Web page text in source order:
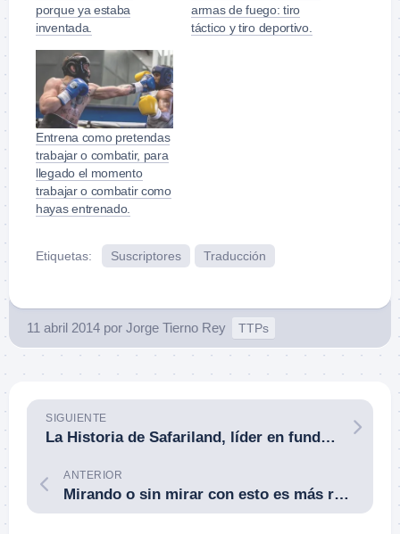
porque ya estaba
inventada.
armas de fuego: tiro
táctico y tiro deportivo.
Entrena como pretendas
trabajar o combatir, para
llegado el momento
trabajar o combatir como
hayas entrenado.
Etiquetas: Suscriptores Traducción
11 abril 2014 por Jorge Tierno Rey TTPs
SIGUIENTE
La Historia de Safariland, líder en fundas pistoleras para servicio.
ANTERIOR
Mirando o sin mirar con esto es más rápido municionar: Caldwell AR Mag Charger.